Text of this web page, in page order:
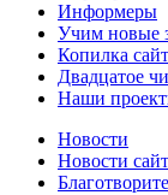
Информеры
Учим новые
Копилка
Двадцатое
Наши
Новости
Новости